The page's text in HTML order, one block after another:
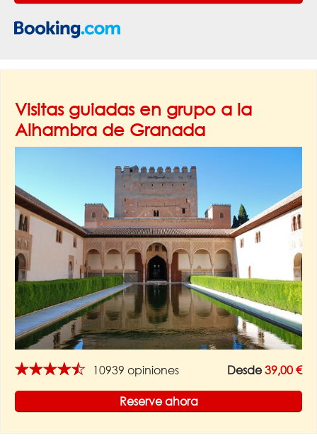
Visitas guiadas en grupo a la
Alhambra de Granada
★★★★★ 10939 opiniones Desde39,00 €
Reserve ahora